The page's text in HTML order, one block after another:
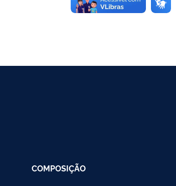
COMPOSIÇÃO